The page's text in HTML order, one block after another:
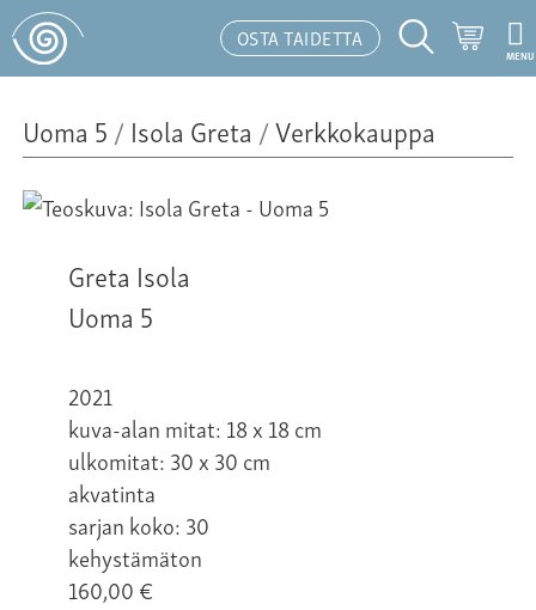
OSTA TAIDETTA
Hakutoiminto
MENU
Uoma 5/ Isola Greta /Verkkokauppa
Greta Isola
Uoma 5
2021
kuva-alan mitat: 18 x 18 cm
ulkomitat: 30 x 30 cm
akvatinta
sarjan koko: 30
kehystämäton
160,00€